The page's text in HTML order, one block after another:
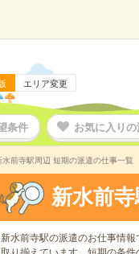
エリア変更
条件 お気に入り
水前寺駅周辺 短期の派遣の仕事一覧
新水前
新水前寺駅の派遣のお仕事情報